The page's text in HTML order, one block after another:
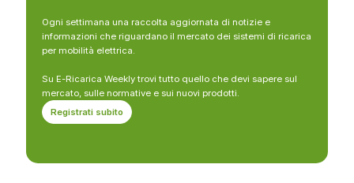
Ogni settimana una raccolta aggiornata di notizie e
informazioni che riguardano il mercato dei sistemi di ricarica
per mobilità elettrica.
Su E-Ricarica Weekly trovi tutto quello che devi sapere sul
mercato, sulle normative e sui nuovi prodotti.
Registrati subito